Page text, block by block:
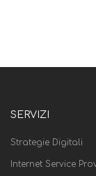
SERVIZI
Strategie Digitali
Internet Service